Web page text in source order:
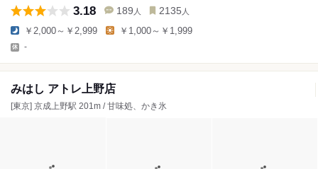
3.18 189 人 2135 人
￥2,000～￥2,999 ￥1,000～￥1,999
-
みはし アトレ上野店
[東京] 京成上野駅 201m / 甘味処、かき氷